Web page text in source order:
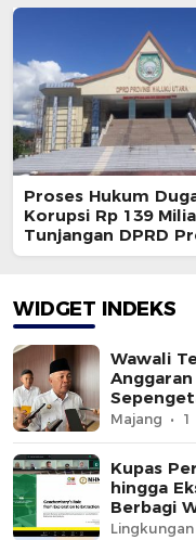
Proses Hukum
Korupsi Rp 139
Tunjangan DPRD
Bakal Dihentikan ?
WIDGET INDEKS
Wawali
Majang 1
Kupas
hingga
Berbagi
UNG
Lingkungan